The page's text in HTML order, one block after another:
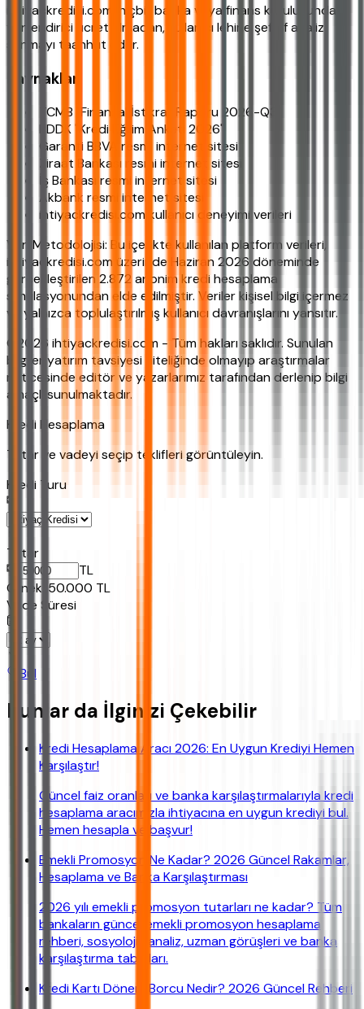
ihtiyackredisi.com, hiçbir banka veya finans kuruluşundan
yönlendirici ücret almadan, kullanıcı lehine şeffaf analiz
sunmayı taahhüt eder.
Kaynaklar
TCMB "Finansal İstikrar Raporu 2026-Q3"
BDDK "Kredi Eğilim Anketi 2026"
Garanti BBVA resmi internet sitesi
Ziraat Bankası resmi internet sitesi
İş Bankası resmi internet sitesi
Akbank resmi internet sitesi
ihtiyackredisi.com kullanıcı deneyimi verileri
Veri Metodolojisi: Bu içerikte kullanılan platform verileri,
ihtiyackredisi.com üzerinde Haziran 2026 döneminde
gerçekleştirilen 2.872 anonim kredi hesaplama
simülasyonundan elde edilmiştir. Veriler kişisel bilgi içermez
ve yalnızca toplulaştırılmış kullanıcı davranışlarını yansıtır.
©2026 ihtiyackredisi.com - Tüm hakları saklıdır. Sunulan
bilgiler yatırım tavsiyesi niteliğinde olmayıp araştırmalar
neticesinde editör ve yazarlarımız tarafından derlenip bilgi
amaçlı sunulmaktadır.
Kredi Hesaplama
Tutar ve vadeyi seçip teklifleri görüntüleyin.
Kredi Turu
Tutar
TL
Ornek: 50.000 TL
Vade Süresi
Bul
Bunlar da İlginizi Çekebilir
Kredi Hesaplama Aracı 2026: En Uygun Krediyi Hemen
Karşılaştır!
Güncel faiz oranları ve banka karşılaştırmalarıyla kredi
hesaplama aracımızla ihtiyacına en uygun krediyi bul.
Hemen hesapla ve başvur!
Emekli Promosyon Ne Kadar? 2026 Güncel Rakamlar,
Hesaplama ve Banka Karşılaştırması
2026 yılı emekli promosyon tutarları ne kadar? Tüm
bankaların güncel emekli promosyon hesaplama
rehberi, sosyolojik analiz, uzman görüşleri ve banka
karşılaştırma tabloları.
Kredi Kartı Dönem Borcu Nedir? 2026 Güncel Rehberi